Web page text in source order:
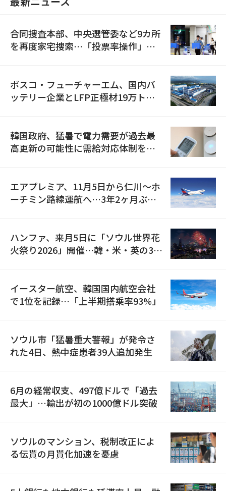
合同捜査本部、中央選管委など9カ所
を再度家宅捜索…「投票率操作」の
ポスコ・フューチャーエム、国内バ
ッテリー企業とLFP正極材19万トン
韓国政府、猛暑で電力需要が過去最
高更新の可能性に需給対応体制を点
エアプレミア、11月5日から仁川〜ホ
ーチミン路線運航へ…3年2ヶ月ぶり
ハンファ、来月5日に「ソウル世界花
火祭り2026」開催…韓・米・英の3カ
イースター航空、韓国国内航空会社
で1位を記録…「上半期搭乗率93%」
ソウル市「猛暑重大警報」が発令さ
れた4日、熱中症患者39人追加発生
6月の経常収支、497億ドルで「過去
最大」…輸出が初の1000億ドル突破
ソウルのマンション、税制改正によ
る伝貰の月貰化加速を憂慮